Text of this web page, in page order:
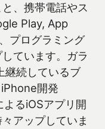
、携帯電話やス
Play, App
プログラミング
ています。ガラ
継続しているブ
開発
るiOSアプリ開
アップしていま